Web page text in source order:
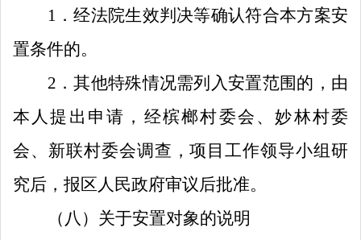
1 ．经法院生效判决等确认符合本方案安
置条件的。
2 ．其他特殊情况需列入安置范围的，由
本人提出申请，经槟榔村委会 、妙林村委
会、 新联村委会调查，项目工作领导小组研
究后，报区人民政府审议后批准。
（八）关于安置对象的说明